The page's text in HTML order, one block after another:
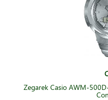
Zegarek Casio AWM-